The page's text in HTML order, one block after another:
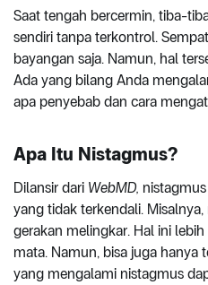
Saat tengah bercermin, tiba-
sendiri tanpa terkontrol.
bayangan saja. Namun, hal
Ada yang bilang Anda
apa penyebab dan cara
Apa Itu Nistagmus?
Dilansir dari WebMD,
yang tidak terkendali.
gerakan melingkar. Hal ini
mata. Namun, bisa juga hanya
yang mengalami nistagmus